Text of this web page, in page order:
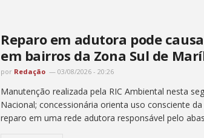
Reparo em adutora pode
em bairros da Zona Sul de
por Redação 03/08/2026 - 20:26
Manutenção realizada pela RIC Ambiental nesta
Nacional; concessionária orienta uso consciente
reparo em uma rede adutora responsável pelo